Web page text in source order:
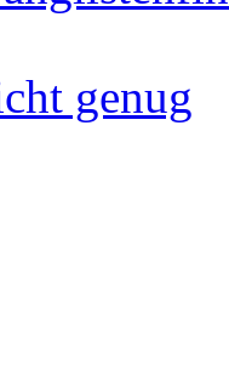
genug